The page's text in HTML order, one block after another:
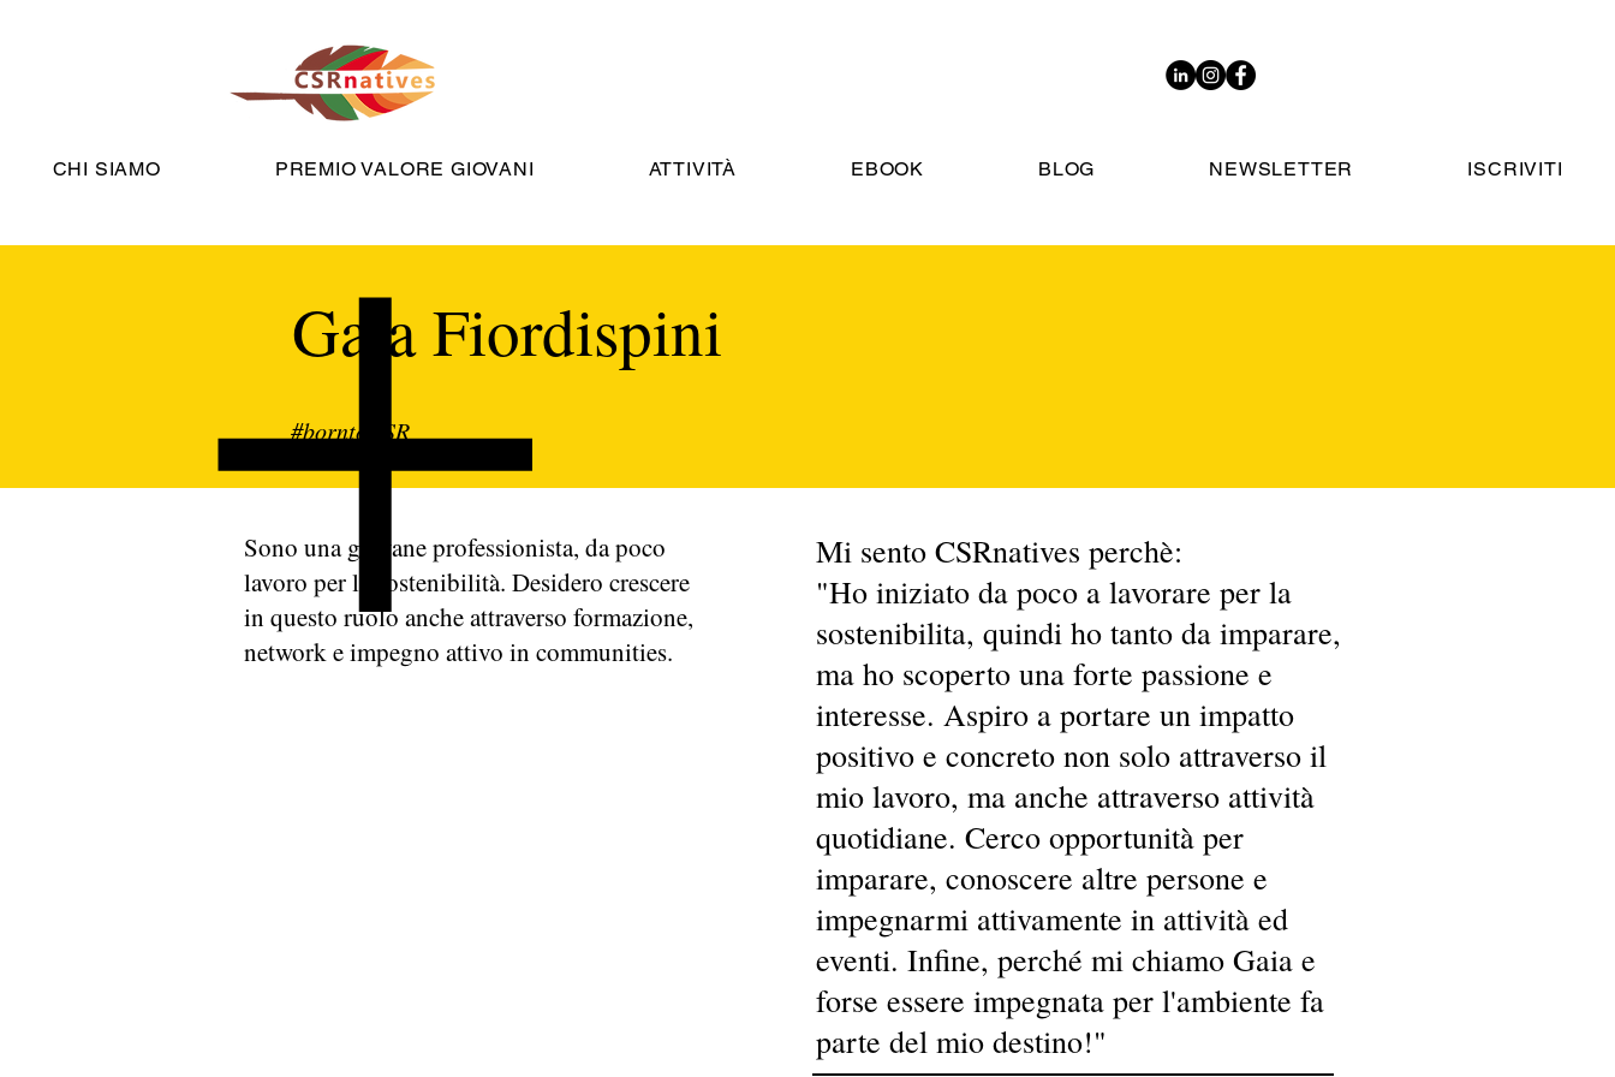
CHI SIAMO PREMIO VALORE GIOVANI ATTIVITÀ EBOOK BLOG NEWSLETTER ISCRIVITI
Gaia Fiordispini
#borntoCSR
Sono una giovane professionista, da poco
lavoro per la sostenibilità. Desidero crescere
in questo ruolo anche attraverso formazione,
network e impegno attivo in communities.
Mi sento CSRnatives perchè:
"Ho iniziato da poco a lavorare per la
sostenibilita, quindi ho tanto da imparare,
ma ho scoperto una forte passione e
interesse. Aspiro a portare un impatto
positivo e concreto non solo attraverso il
mio lavoro, ma anche attraverso attività
quotidiane. Cerco opportunità per
imparare, conoscere altre persone e
impegnarmi attivamente in attività ed
eventi. Infine, perché mi chiamo Gaia e
forse essere impegnata per l'ambiente fa
parte del mio destino!"